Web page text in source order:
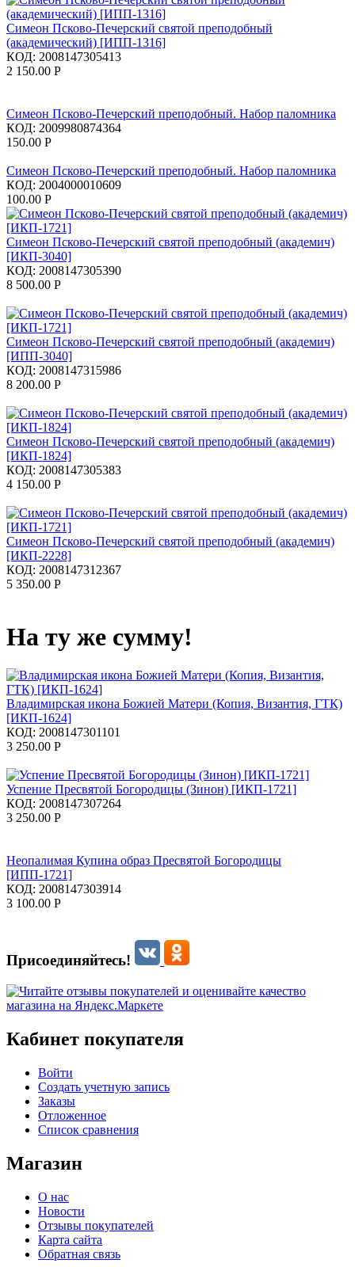
Симеон Псково-Печерский святой преподобный
(академический) [ИПП-1316]
КОД: 2008147305413
2 150.00 Р
Симеон Псково-Печерский преподобный. Набор паломника
КОД: 2009980874364
150.00 Р
Симеон Псково-Печерский преподобный. Набор паломника
КОД: 2004000010609
100.00 Р
Симеон Псково-Печерский святой преподобный (академич)
[ИКП-3040]
КОД: 2008147305390
8 500.00 Р
Симеон Псково-Печерский святой преподобный (академич)
[ИПП-3040]
КОД: 2008147315986
8 200.00 Р
Симеон Псково-Печерский святой преподобный (академич)
[ИКП-1824]
КОД: 2008147305383
4 150.00 Р
Симеон Псково-Печерский святой преподобный (академич)
[ИКП-2228]
КОД: 2008147312367
5 350.00 Р
На ту же сумму!
Владимирская икона Божией Матери (Копия, Византия, ГТК)
[ИКП-1624]
КОД: 2008147301101
3 250.00 Р
Успение Пресвятой Богородицы (Зинон) [ИКП-1721]
КОД: 2008147307264
3 250.00 Р
Неопалимая Купина образ Пресвятой Богородицы
[ИПП-1721]
КОД: 2008147303914
3 100.00 Р
Присоединяйтесь!
Кабинет покупателя
Войти
Создать учетную запись
Заказы
Отложенное
Список сравнения
Магазин
О нас
Новости
Отзывы покупателей
Карта сайта
Обратная связь